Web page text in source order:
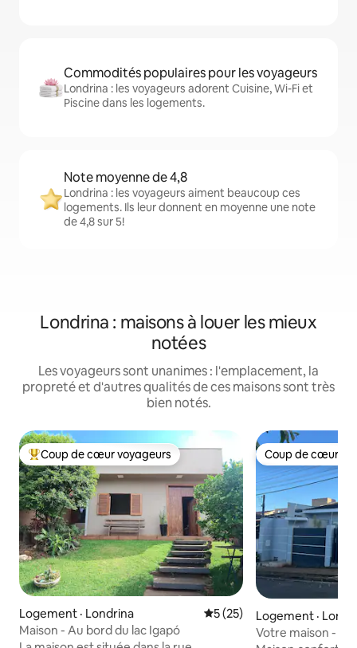
Commodités populaires pour les voyageurs
Londrina : les voyageurs adorent Cuisine, Wi-Fi et
Piscine dans les logements.
Note moyenne de 4,8
Londrina : les voyageurs aiment beaucoup ces
logements. Ils leur donnent en moyenne une note
de 4,8 sur 5!
Londrina : maisons à louer les mieux
notées
Les voyageurs sont unanimes : l'emplacement, la
propreté et d'autres qualités de ces maisons sont très
bien notés.
Coup de cœur voyageurs parmi les plus aimés
Coup de cœur voyageurs
Logement · Londrina Note moyenne de 5 sur 5,
5 (25)
Maison - Au bord du lac Igapó
Coup de cœur
Coup de cœur
Logement ·
Votre maison -